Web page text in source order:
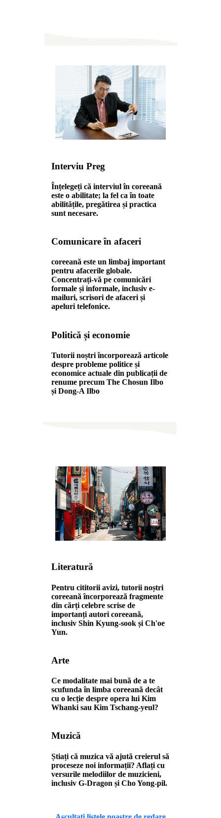
Interviu Preg
Înțelegeți că interviul în coreeană
este o abilitate; la fel ca în toate
abilitățile, pregătirea și practica
sunt necesare.
Comunicare în afaceri
coreeană este un limbaj important
pentru afacerile globale.
Concentrați-vă pe comunicări
formale și informale, inclusiv e-
mailuri, scrisori de afaceri și
apeluri telefonice.
Politică și economie
Tutorii noștri încorporează articole
despre probleme politice și
economice actuale din publicații de
renume precum The Chosun Ilbo
și Dong-A Ilbo
Literatură
Pentru cititorii avizi, tutorii noștri
coreeană încorporează fragmente
din cărți celebre scrise de
importanți autori coreeană,
inclusiv Shin Kyung-sook și Ch'oe
Yun.
Arte
Ce modalitate mai bună de a te
scufunda în limba coreeană decât
cu o lecție despre opera lui Kim
Whanki sau Kim Tschang-yeul?
Muzică
Știați că muzica vă ajută creierul să
proceseze noi informații? Aflați cu
versurile melodiilor de muzicieni,
inclusiv G-Dragon și Cho Yong-pil.